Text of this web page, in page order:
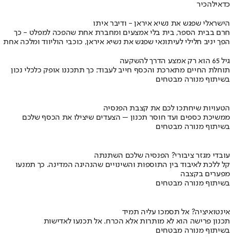
כדאילהכיר
הישראלי שפגש את נשיא איראן - ודיבר איתו
חרם בבית הספר, בית בלי אמצעים ומחברת אחת שהפכה למפלט - כך
הפך יניב חלילי לעיתונאי שפגש את נשיא איראן, כוכבי הוליווד ומלכה אחת
גיל 65 הוא רק אמצע הדרך להשקעה
תוחלת החיים מתארכת והכסף חייב לעבוד: כך תתכננו אופק כלכלי נכון
בשיתוף מנורה מבטחים
הטעויות שיחתכו לכם את קצבת הפנסיה
ממשיכת כספים ועד חוסר תכנון – הצעדים שיצילו את הכסף שלכם
בשיתוף מנורה מבטחים
עובדי מגזר ציבורי? הפנסיה שלכם השתנתה
קל ללכת לאיבוד בין התוספות והשינויים שהנהיגה המדינה. כך תמנעו
מפערים בקצבה
בשיתוף מנורה מבטחים
אינטואיציה? אל תסמכו עליה תמיד
תכנון פרישה הוא לא מותרות אלא הכרח. אל תכנעו לאדישות
בשיתוף מנורה מבטחים